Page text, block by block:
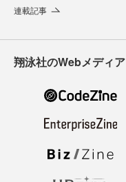
連載記事
翔泳社のWebメディア